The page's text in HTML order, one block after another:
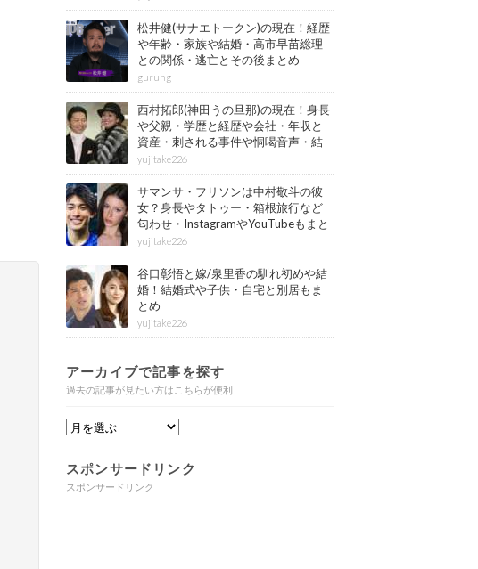
松井健(サナエトークン)の現在！経歴
や年齢・家族や結婚・高市早苗総理
との関係・逃亡とその後まとめ
gurung
西村拓郎(神田うの旦那)の現在！身長
や父親・学歴と経歴や会社・年収と
資産・刺される事件や恫喝音声・結
婚と子供や自宅・脳梗塞の病気もま
とめ
yujitake226
サマンサ・フリソンは中村敬斗の彼
女？身長やタトゥー・箱根旅行など
匂わせ・InstagramやYouTubeもまと
め
yujitake226
谷口彰悟と嫁/泉里香の馴れ初めや結
婚！結婚式や子供・自宅と別居もま
とめ
yujitake226
アーカイブで記事を探す
過去の記事が見たい方はこちらが便利
スポンサードリンク
スポンサードリンク